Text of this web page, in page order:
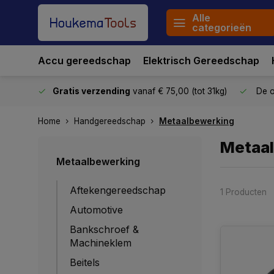
Alle
categorieën
Accu gereedschap Elektrisch Gereedschap
Gratis verzending vanaf € 75,00 (tot 31kg) De
Home Handgereedschap Metaalbewerking
Metaalbewerking
Aftekengereedschap
Automotive
Bankschroef &
Machineklem
Beitels
1 Producten